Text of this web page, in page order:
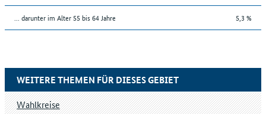
... darunter im Alter 55 bis 64 Jahre 5,3 %
WEITERE THEMEN FÜR DIESES GEBIET
Wahlkreise